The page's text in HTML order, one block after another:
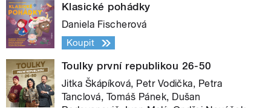
Klasické pohádky
Daniela Fischerová
Koupit
Toulky první republikou 26-50
Jitka Škápíková, Petr Vodička, Petra
Tanclová, Tomáš Pánek, Dušan